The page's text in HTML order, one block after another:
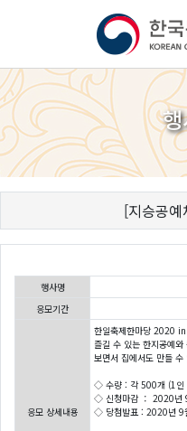
[지승공
행사명
응모기간
응모 상세내용
한일축제한마당 2020 in
즐길 수 있는 한지공예
보면서 집에서도 만들
◇ 수량 : 각 500개 (1인
◇ 신청마감 ： 2020년
◇ 당첨발표 : 2020년 9